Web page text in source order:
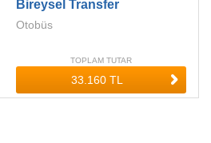
Bireysel Transfer
Otobüs
TOPLAM TUTAR